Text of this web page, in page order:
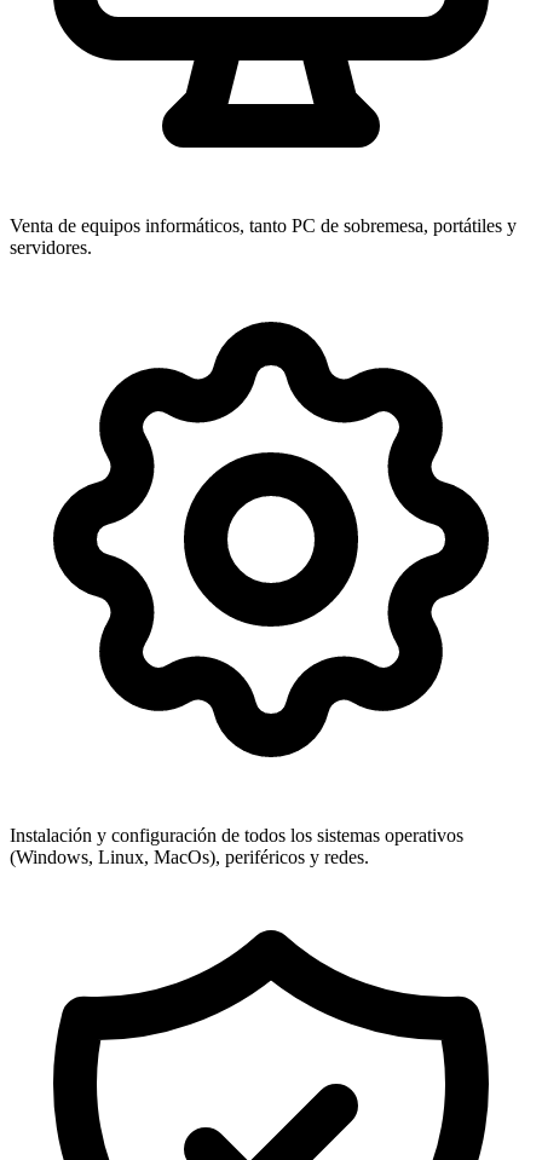
Venta de equipos informáticos, tanto PC de sobremesa, portátiles y
servidores.
Instalación y configuración de todos los sistemas operativos
(Windows, Linux, MacOs), periféricos y redes.